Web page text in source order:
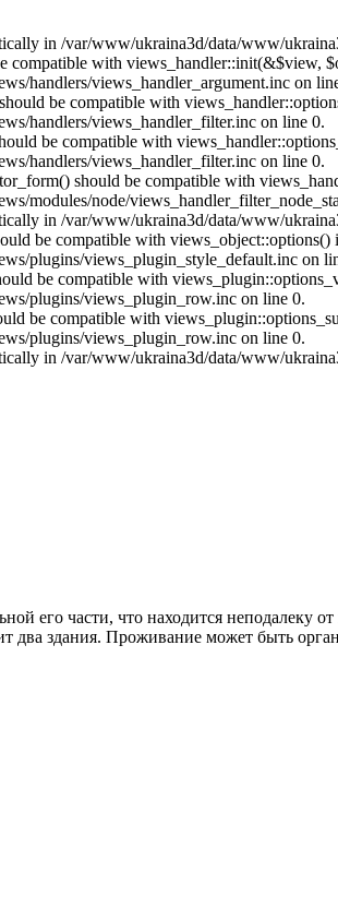
in /var/www/ukraina3d/data/www/
compatible with views_handler::init(&$view,
handlers/views_handler_argument.inc on
be compatible with
handlers/views_handler_filter.inc on line 0.
be compatible with
handlers/views_handler_filter.inc on line 0.
should be compatible with
modules/node/
in /var/www/ukraina3d/data/www/
be compatible with views_object::options()
plugins/views_plugin_style_default.inc on
be compatible with
plugins/views_plugin_row.inc on line 0.
be compatible with
plugins/views_plugin_row.inc on line 0.
in /var/www/ukraina3d/data/www/
его части, что находится неподалеку
два здания. Проживание может быть